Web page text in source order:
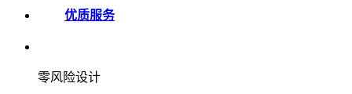
优质服务
零风险设计